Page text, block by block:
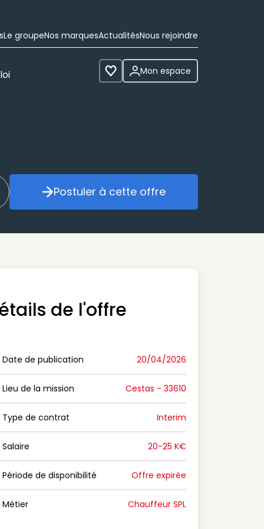
Le groupeNos marquesActualitésNous rejoindre
Voir les favoris
Mon espace
mon alerte Postuler à cette offre
Postuler à cette offre
de l'offre
Date de publication
Date de publication 20/04/2026
Lieu de la mission
Lieu de la mission Cestas - 33610
Type de contrat
Type de contrat Interim
Salaire
Salaire 20-25 K€
Période de disponibilité
Période de disponibilité Offre expirée
Métier Chauffeur SPL